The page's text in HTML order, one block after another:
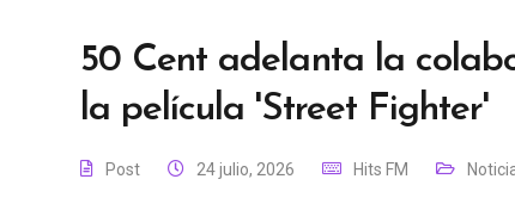
50 Cent adelanta la
la película 'Street Fighter'
Post 24 julio, 2026 Hits FM